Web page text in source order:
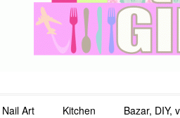
Nail Art Kitchen Bazar, DIY,